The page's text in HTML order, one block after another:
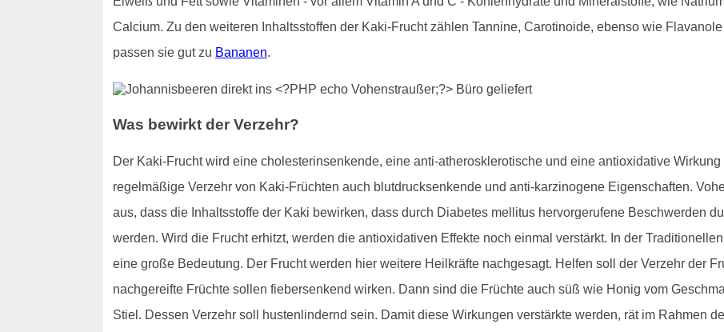
Calcium. Zu den weiteren Inhaltsstoffen der Kaki-Frucht zählen Tannine, Carotinoide, ebenso wie
passen sie gut zu Bananen.
Was bewirkt der Verzehr?
Der Kaki-Frucht wird eine cholesterinsenkende, eine anti-atherosklerotische und eine antioxidative
regelmäßige Verzehr von Kaki-Früchten auch blutdrucksenkende und anti-karzinogene Eigenschaften.
aus, dass die Inhaltsstoffe der Kaki bewirken, dass durch Diabetes mellitus hervorgerufene Beschwerden
werden. Wird die Frucht erhitzt, werden die antioxidativen Effekte noch einmal verstärkt. In der
eine große Bedeutung. Der Frucht werden hier weitere Heilkräfte nachgesagt. Helfen soll der Verzehr der
nachgereifte Früchte sollen fiebersenkend wirken. Dann sind die Früchte auch süß wie Honig vom
Stiel. Dessen Verzehr soll hustenlindernd sein. Damit diese Wirkungen verstärkte werden, rät im Rahmen